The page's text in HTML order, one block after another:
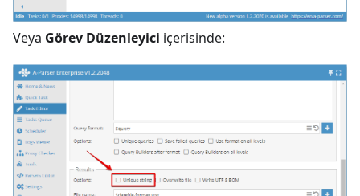
Veya Görev Düzenleyici içerisinde: